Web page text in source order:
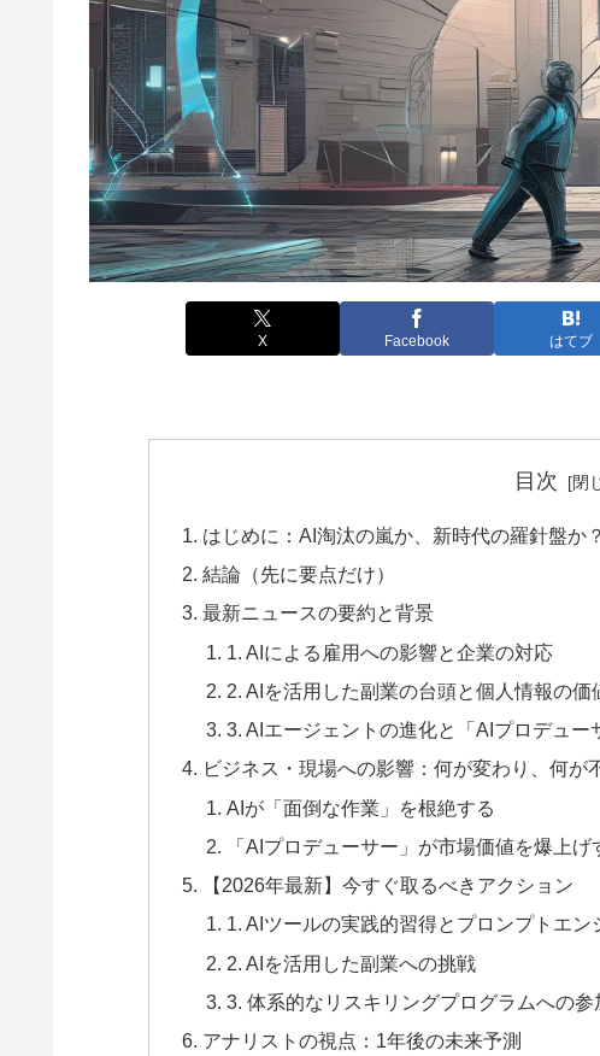
X Facebook はてブ
目次
はじめに：AI淘汰の嵐か、新時代の羅針盤か
結論（先に要点だけ）
最新ニュースの要約と背景
1. AIによる雇用への影響と企業の対応
2. AIを活用した副業の台頭と個人情報の価
3. AIエージェントの進化と「AIプロデュー
ビジネス・現場への影響：何が変わり、何が
AIが「面倒な作業」を根絶する
「AIプロデューサー」が市場価値を爆上げ
【2026年最新】今すぐ取るべきアクション
1. AIツールの実践的習得とプロンプトエ
2. AIを活用した副業への挑戦
3. 体系的なリスキリングプログラムへの参
アナリストの視点：1年後の未来予測